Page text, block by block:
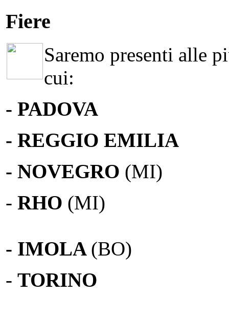
Fiere
Saremo presenti alle
cui:
- PADOVA
- REGGIO EMILIA
- NOVEGRO (MI)
- RHO (MI)
- IMOLA (BO)
- TORINO